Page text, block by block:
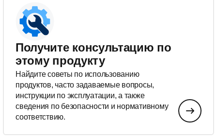
Получите консультацию по
этому продукту
Найдите советы по использованию
продуктов, часто задаваемые вопросы,
инструкции по эксплуатации, а также
сведения по безопасности и нормативному
соответствию.